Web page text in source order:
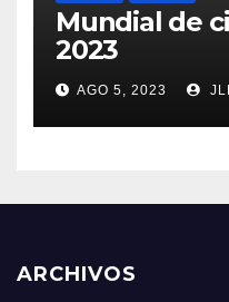
Mundial de
2023
AGO 5, 2023
ARCHIVOS